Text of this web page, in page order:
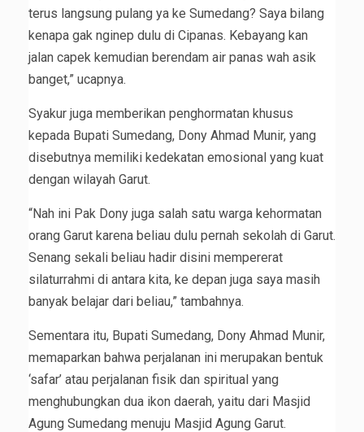
terus langsung pulang ya ke Sumedang? Saya bilang
kenapa gak nginep dulu di Cipanas. Kebayang kan
jalan capek kemudian berendam air panas wah asik
banget,” ucapnya.
Syakur juga memberikan penghormatan khusus
kepada Bupati Sumedang, Dony Ahmad Munir, yang
disebutnya memiliki kedekatan emosional yang kuat
dengan wilayah Garut.
“Nah ini Pak Dony juga salah satu warga kehormatan
orang Garut karena beliau dulu pernah sekolah di Garut.
Senang sekali beliau hadir disini mempererat
silaturrahmi di antara kita, ke depan juga saya masih
banyak belajar dari beliau,” tambahnya.
Sementara itu, Bupati Sumedang, Dony Ahmad Munir,
memaparkan bahwa perjalanan ini merupakan bentuk
‘safar’ atau perjalanan fisik dan spiritual yang
menghubungkan dua ikon daerah, yaitu dari Masjid
Agung Sumedang menuju Masjid Agung Garut.